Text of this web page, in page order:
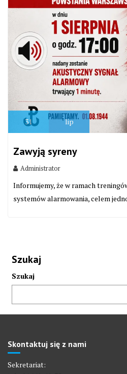
31 lip
Zawyją syreny
Administrator
Informujemy, że w ramach
systemów alarmowania, celem
Szukaj
Szukaj
Skontaktuj się z nami
Sekretariat: